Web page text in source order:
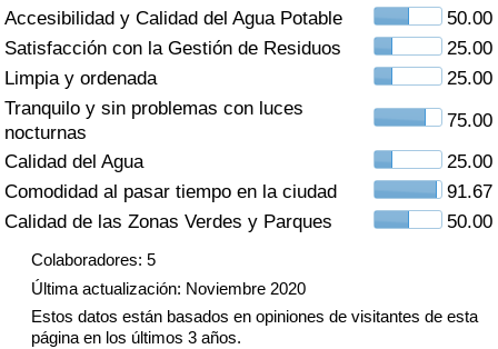
Accesibilidad y Calidad del Agua Potable
50.00
Satisfacción con la Gestión de Residuos
25.00
Limpia y ordenada
25.00
Tranquilo y sin problemas con luces
nocturnas
75.00
Calidad del Agua
25.00
Comodidad al pasar tiempo en la ciudad
91.67
Calidad de las Zonas Verdes y Parques
50.00
Colaboradores: 5
Última actualización: Noviembre 2020
Estos datos están basados en opiniones de visitantes de esta
página en los últimos 3 años.
Contaminación
Índice de Contaminación (Actual)
Índice de contaminación
Índice de Contaminación por País
Tráfico
Índice de Tráfico